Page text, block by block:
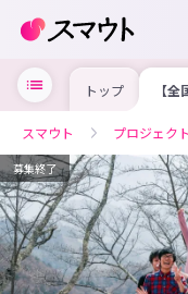
トップ 【
催】
ラン
地方
る体
グラ
集中
スマウト プロジェク
募集終了